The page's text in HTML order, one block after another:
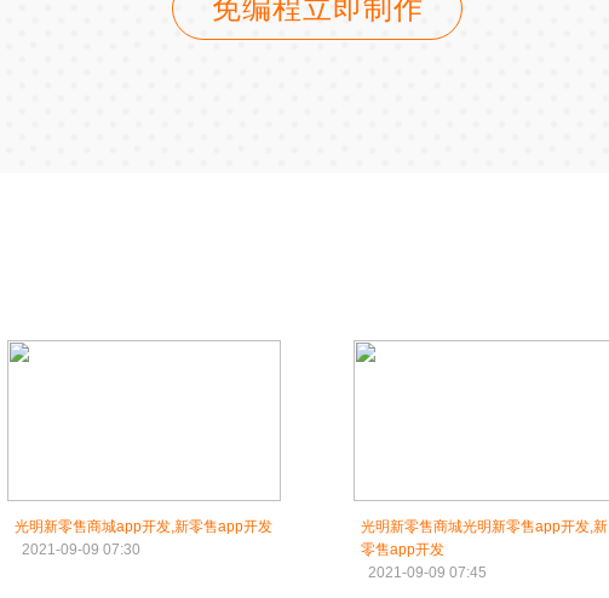
免编程立即制作
光明新零售商城app开发,新零售app开发
2021-09-09 07:30
光明新零售商城光明新零售app开发,新
零售app开发
2021-09-09 07:45